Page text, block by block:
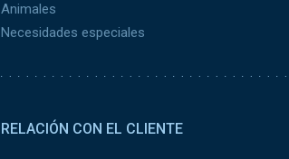
Animales
Necesidades especiales
RELACIÓN CON EL CLIENTE